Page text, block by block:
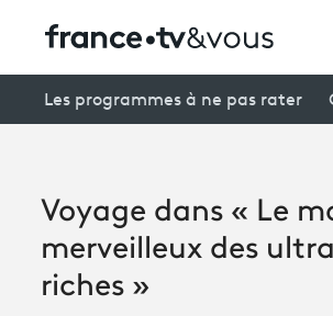
Creators
À la une
Les programmes à ne pas rater
Voyage dans « Le
merveilleux des
riches »